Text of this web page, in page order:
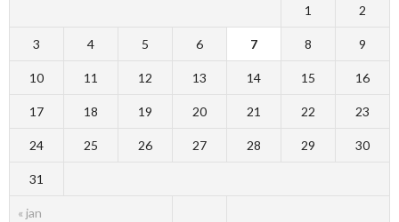
« jan
1 2
3 4 5 6 7 8 9
10 11 12 13 14 15 16
17 18 19 20 21 22 23
24 25 26 27 28 29 30
31